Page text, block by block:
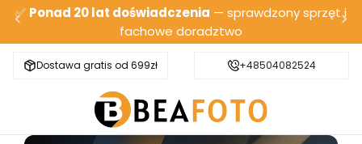
✅ Ponad 20 lat doświadczenia — sprawdzony sprzęt i
fachowe doradztwo
Dostawa gratis od 699zł Bezpieczna wysyłka
+48504082524